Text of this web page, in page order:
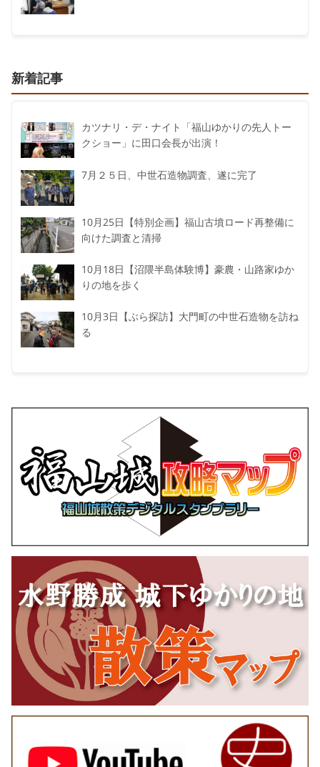
新着記事
カツナリ・デ・ナイト「福山ゆかりの先人トー
クショー」に田口会長が出演！
7月２５日、中世石造物調査、遂に完了
10月25日【特別企画】福山古墳ロード再整備に
向けた調査と清掃
10月18日【沼隈半島体験博】豪農・山路家ゆか
りの地を歩く
10月3日【ぶら探訪】大門町の中世石造物を訪ね
る